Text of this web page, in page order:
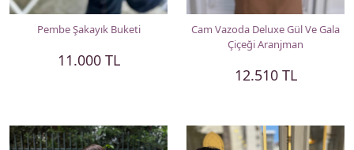
Pembe Şakayık Buketi
11.000 TL
Cam Vazoda Deluxe Gül Ve Gala
Çiçeği Aranjman
12.510 TL